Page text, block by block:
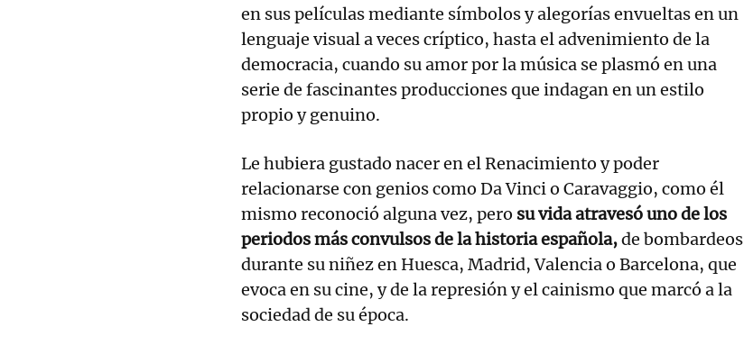
en sus películas mediante símbolos y alegorías envueltas en un
lenguaje visual a veces críptico, hasta el advenimiento de la
democracia, cuando su amor por la música se plasmó en una
serie de fascinantes producciones que indagan en un estilo
propio y genuino.
Le hubiera gustado nacer en el Renacimiento y poder
relacionarse con genios como Da Vinci o Caravaggio, como él
mismo reconoció alguna vez, pero su vida atravesó uno de los
periodos más convulsos de la historia española,de bombardeos
durante su niñez en Huesca, Madrid, Valencia o Barcelona, que
evoca en su cine, y de la represión y el cainismo que marcó a la
sociedad de su época.